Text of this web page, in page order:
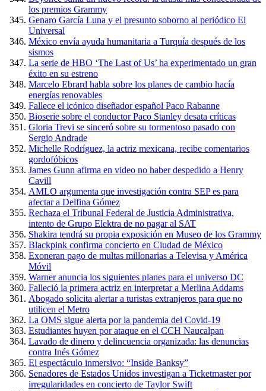
los premios Grammy
Genaro García Luna y el presunto soborno al periódico El
Universal
México envía ayuda humanitaria a Turquía después de los
sismos
La serie de HBO ‘The Last of Us’ ha experimentado un gran
éxito en su estreno
Marcelo Ebrard habla sobre los planes de cambio hacía
energías renovables
Fallece el icónico diseñador español Paco Rabanne
Bioserie sobre el conductor Paco Stanley desata críticas
Gloria Trevi se sinceró sobre su tormentoso pasado con
Sergio Andrade
Michelle Rodríguez, la actriz mexicana, recibe comentarios
gordofóbicos
James Gunn afirma en video no haber despedido a Henry
Cavill
AMLO argumenta que investigación contra SEP es para
afectar a Delfina Gómez
Rechaza el Tribunal Federal de Justicia Administrativa,
intento de Grupo Elektra de no pagar al SAT
Shakira tendrá su propia exposición en Museo de los Grammy
Blackpink confirma concierto en Ciudad de México
Exoneran pago de multas millonarias a Televisa y América
Móvil
Warner anuncia los siguientes planes para el universo DC
Falleció la primera actriz en interpretar a Merlina Addams
Abogado solicita alertar a turistas extranjeros para que no
utilicen el Metro
La OMS sigue alerta por la pandemia del Covid-19
Estudiantes huyen por ataque en el CCH Naucalpan
Lavado de dinero y delincuencia organizada: las denuncias
contra Inés Gómez
El espectáculo inmersivo: “Inside Banksy”
Senadores de Estados Unidos investigan a Ticketmaster por
irregularidades en concierto de Taylor Swift